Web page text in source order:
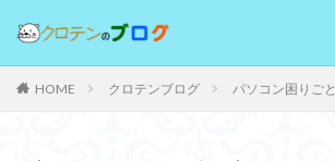
HOME クロテンブログ パソコン困りごと
WEB デザイン SEO